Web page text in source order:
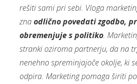
rešiti sami pri sebi. Vloga
znaodlično povedati zgodbo,
obremenjuje s politiko.
stranki oziroma partnerju, da na
nenehno spreminjajoče okolje, ki
odpira. Marketing pomaga širiti